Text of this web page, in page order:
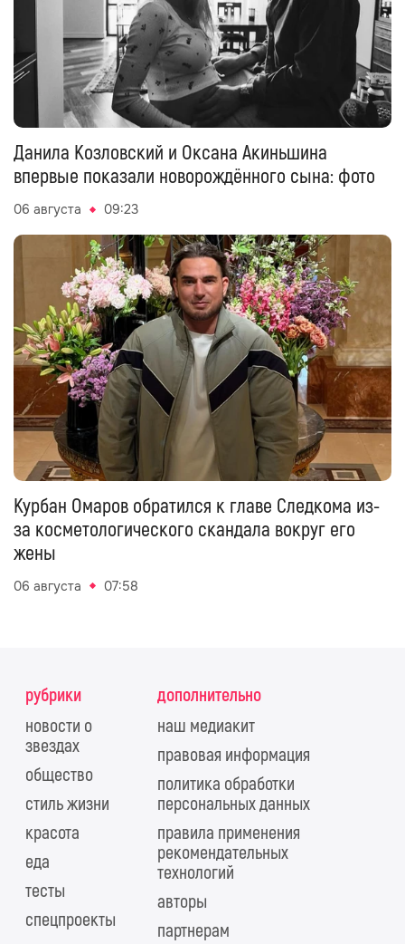
Данила Козловский и Оксана Акиньшина
впервые показали новорождённого сына: фото
06 августа 09:23
Курбан Омаров обратился к главе Следкома из-
за косметологического скандала вокруг его
жены
06 августа 07:58
рубрики
новости о
звездах
общество
стиль жизни
красота
еда
тесты
спецпроекты
дополнительно
наш медиакит
правовая информация
политика обработки
персональных данных
правила применения
рекомендательных
технологий
авторы
партнерам